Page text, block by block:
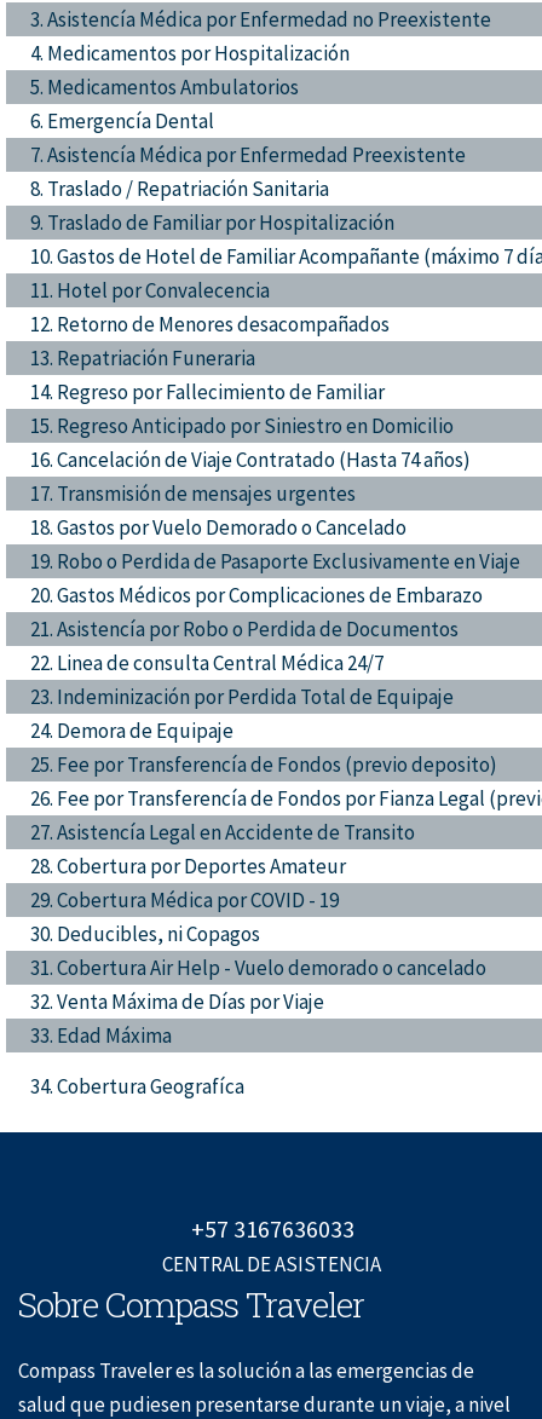
3. Asistencía Médica por Enfermedad no Preexistente
4. Medicamentos por Hospitalización
5. Medicamentos Ambulatorios
6. Emergencía Dental
7. Asistencía Médica por Enfermedad Preexistente
8. Traslado / Repatriación Sanitaria
9. Traslado de Familiar por Hospitalización
10. Gastos de Hotel de Familiar Acompañante (máximo 7
11. Hotel por Convalecencia
12. Retorno de Menores desacompañados
13. Repatriación Funeraria
14. Regreso por Fallecimiento de Familiar
15. Regreso Anticipado por Siniestro en Domicilio
16. Cancelación de Viaje Contratado (Hasta 74 años)
17. Transmisión de mensajes urgentes
18. Gastos por Vuelo Demorado o Cancelado
19. Robo o Perdida de Pasaporte Exclusivamente en Viaje
20. Gastos Médicos por Complicaciones de Embarazo
21. Asistencía por Robo o Perdida de Documentos
22. Linea de consulta Central Médica 24/7
23. Indeminización por Perdida Total de Equipaje
24. Demora de Equipaje
25. Fee por Transferencía de Fondos (previo deposito)
26. Fee por Transferencía de Fondos por Fianza Legal
27. Asistencía Legal en Accidente de Transito
28. Cobertura por Deportes Amateur
29. Cobertura Médica por COVID - 19
30. Deducibles, ni Copagos
31. Cobertura Air Help - Vuelo demorado o cancelado
32. Venta Máxima de Días por Viaje
33. Edad Máxima
34. Cobertura Geografíca
+57 3167636033
CENTRAL DE ASISTENCIA
Sobre Compass Traveler
Compass Traveler es la solución a las emergencias de
salud que pudiesen presentarse durante un viaje, a nivel